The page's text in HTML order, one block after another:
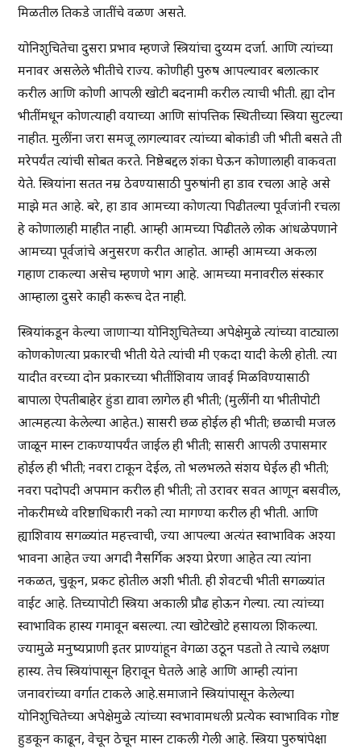
मिळतील तिकडे जातींचे वळण असते.
योनिशुचितेचा दुसरा प्रभाव म्हणजे स्त्रियांचा दुय्यम दर्जा. आणि त्यांच्या
मनावर असलेले भीतीचे राज्य. कोणीही पुरुष आपल्यावर बलात्कार
करील आणि कोणी आपली खोटी बदनामी करील त्याची भीती. ह्या दोन
भीतींमधून कोणत्याही वयाच्या आणि सांपत्तिक स्थितीच्या स्त्रिया सुटल्या
नाहीत. मुलींना जरा समजू लागल्यावर त्यांच्या बोकांडी जी भीती बसते ती
मरेपर्यंत त्यांची सोबत करते. निष्ठेबद्दल शंका घेऊन कोणालाही वाकवता
येते. स्त्रियांना सतत नम्र ठेवण्यासाठी पुरुषांनी हा डाव रचला आहे असे
माझे मत आहे. बरे, हा डाव आमच्या कोणत्या पिढीतल्या पूर्वजांनी रचला
हे कोणालाही माहीत नाही. आम्ही आमच्या पिढीतले लोक आंधळेपणाने
आमच्या पूर्वजांचे अनुसरण करीत आहोत. आम्ही आमच्या अकला
गहाण टाकल्या असेच म्हणणे भाग आहे. आमच्या मनावरील संस्कार
आम्हाला दुसरे काही करूच देत नाही.
स्त्रियांकडून केल्या जाणाऱ्या योनिशुचितेच्या अपेक्षेमुळे त्यांच्या वाट्याला
कोणकोणत्या प्रकारची भीती येते त्यांची मी एकदा यादी केली होती. त्या
यादीत वरच्या दोन प्रकारच्या भीतींशिवाय जावई मिळविण्यासाठी
बापाला ऐपतीबाहेर हुंडा द्यावा लागेल ही भीती; (मुलींनी या भीतीपोटी
आत्महत्या केलेल्या आहेत.) सासरी छळ होईल ही भीती; छळाची मजल
जाळून मास्न टाकण्यापर्यंत जाईल ही भीती; सासरी आपली उपासमार
होईल ही भीती; नवरा टाकून देईल, तो भलभलते संशय घेईल ही भीती;
नवरा पदोपदी अपमान करील ही भीती; तो उरावर सवत आणून बसवील,
नोकरीमध्ये वरिष्ठाधिकारी नको त्या मागण्या करील ही भीती. आणि
ह्याशिवाय सगळ्यांत महत्त्वाची, ज्या आपल्या अत्यंत स्वाभाविक अश्या
भावना आहेत ज्या अगदी नैसर्गिक अश्या प्रेरणा आहेत त्या त्यांना
नकळत, चुकून, प्रकट होतील अशी भीती. ही शेवटची भीती सगळ्यांत
वाईट आहे. तिच्यापोटी स्त्रिया अकाली प्रौढ होऊन गेल्या. त्या त्यांच्या
स्वाभाविक हास्य गमावून बसल्या. त्या खोटेखोटे हसायला शिकल्या.
ज्यामुळे मनुष्यप्राणी इतर प्राण्यांहून वेगळा उठून पडतो ते त्याचे लक्षण
हास्य. तेच स्त्रियांपासून हिरावून घेतले आहे आणि आम्ही त्यांना
जनावरांच्या वर्गात टाकले आहे.समाजाने स्त्रियांपासून केलेल्या
योनिशुचितेच्या अपेक्षेमुळे त्यांच्या स्वभावामधली प्रत्येक स्वाभाविक गोष्ट
हुडकून काढून, वेचून ठेचून मास्न टाकली गेली आहे. स्त्रिया पुरुषांपेक्षा